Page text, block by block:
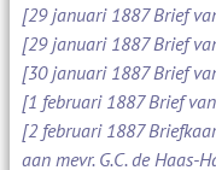
[29 januari 1887 Brief
[29 januari 1887 Brief
[30 januari 1887 Brief
[1 februari 1887 Brief
[2 februari 1887
aan mevr. G.C. de Haas-